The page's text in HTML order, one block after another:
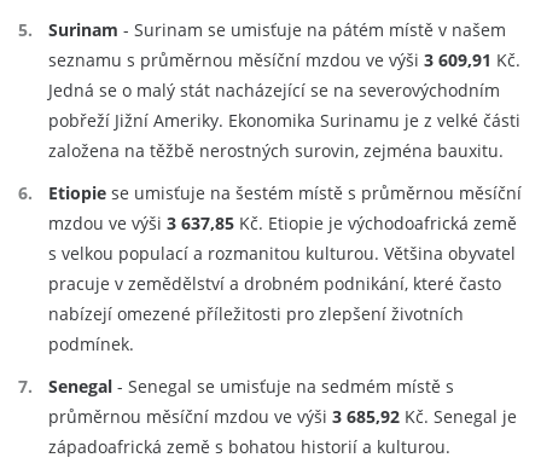
Surinam - Surinam se umisťuje na pátém místě v našem
seznamu s průměrnou měsíční mzdou ve výši 3 609,91 Kč.
Jedná se o malý stát nacházející se na severovýchodním
pobřeží Jižní Ameriky. Ekonomika Surinamu je z velké části
založena na těžbě nerostných surovin, zejména bauxitu.
Etiopie se umisťuje na šestém místě s průměrnou měsíční
mzdou ve výši 3 637,85 Kč. Etiopie je východoafrická země
s velkou populací a rozmanitou kulturou. Většina obyvatel
pracuje v zemědělství a drobném podnikání, které často
nabízejí omezené příležitosti pro zlepšení životních
podmínek.
Senegal - Senegal se umisťuje na sedmém místě s
průměrnou měsíční mzdou ve výši 3 685,92 Kč. Senegal je
západoafrická země s bohatou historií a kulturou.